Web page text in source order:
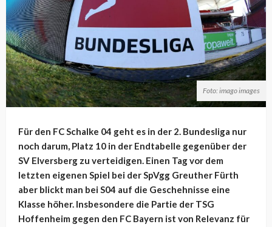
Foto: imago images
Für den FC Schalke 04 geht es in der 2. Bundesliga nur
noch darum, Platz 10 in der Endtabelle gegenüber der
SV Elversberg zu verteidigen. Einen Tag vor dem
letzten eigenen Spiel bei der SpVgg Greuther Fürth
aber blickt man bei S04 auf die Geschehnisse eine
Klasse höher. Insbesondere die Partie der TSG
Hoffenheim gegen den FC Bayern ist von Relevanz für